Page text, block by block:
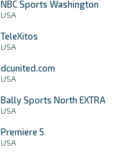
NBC Sports Washington
USA
TeleXitos
USA
dcunited.com
USA
Bally Sports North EXTRA
USA
Premiere 5
USA